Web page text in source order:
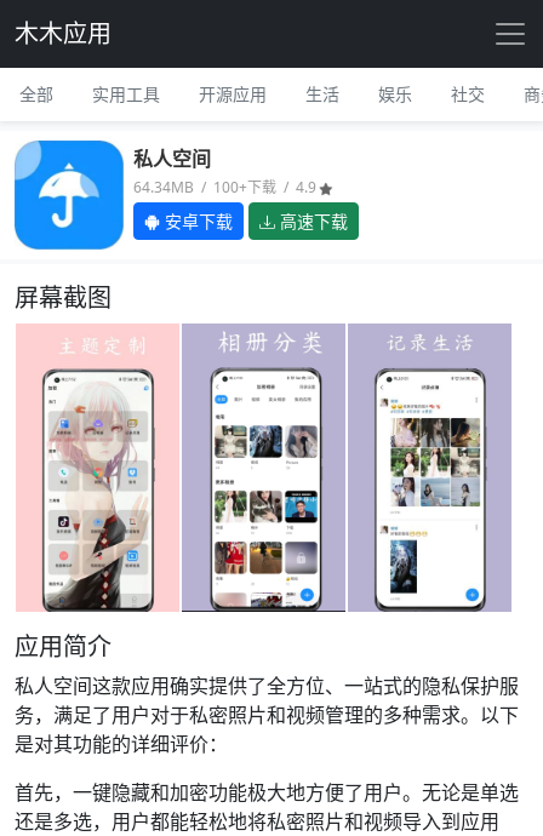
木木应用
全部 实用工具 开源应用 生活 娱乐 社交
私人空间
64.34MB / 100+下载 / 4.9
安卓下载 高速下载
屏幕截图
应用简介
私人空间这款应用确实提供了全方位、一站式的隐私保护服
务，满足了用户对于私密照片和视频管理的多种需求。以下
是对其功能的详细评价：
首先，一键隐藏和加密功能极大地方便了用户。无论是单选
还是多选，用户都能轻松地将私密照片和视频导入到应用